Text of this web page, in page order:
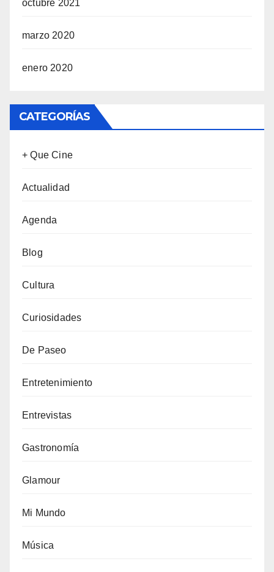
octubre 2021
marzo 2020
enero 2020
CATEGORÍAS
+ Que Cine
Actualidad
Agenda
Blog
Cultura
Curiosidades
De Paseo
Entretenimiento
Entrevistas
Gastronomía
Glamour
Mi Mundo
Música